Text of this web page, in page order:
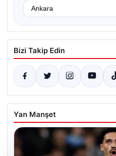
Bizi Takip Edin
Yan Manşet